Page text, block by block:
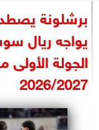
البرلمان
الوزارات
برشلونة
يواجه ريال
الجولة الأولى
2026/2027